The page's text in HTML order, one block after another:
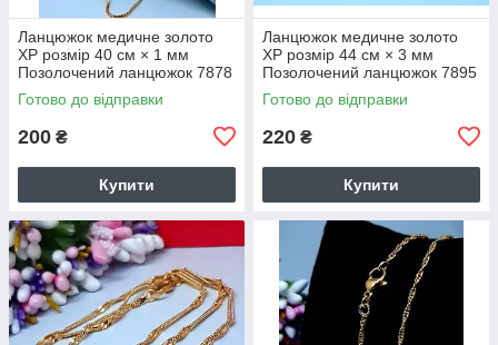
Ланцюжок медичне золото
ХР розмір 40 см × 1 мм
Позолочений ланцюжок 7878
Готово до відправки
200 ₴
Купити
Ланцюжок медичне золото
ХР розмір 44 см × 3 мм
Позолочений ланцюжок 7895
Готово до відправки
220 ₴
Купити